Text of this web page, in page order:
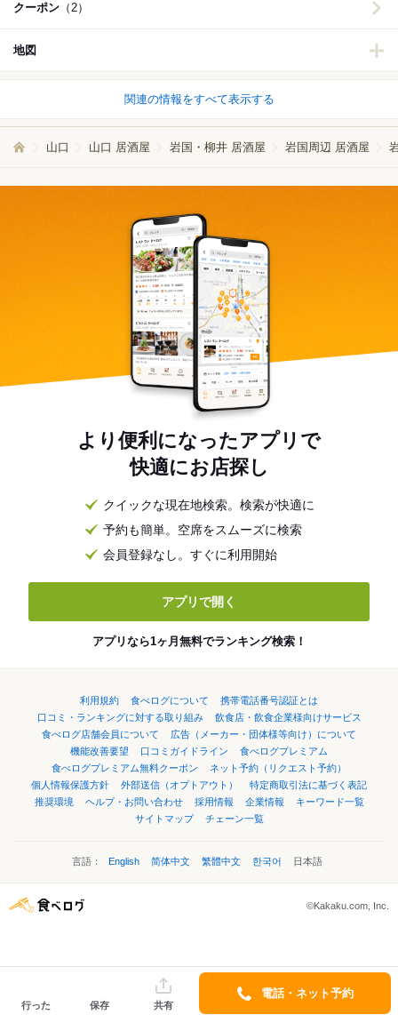
クーポン （2）
地図
関連の情報をすべて表示する
山口 山口 居酒屋 岩国・柳井 居酒屋 岩国周辺 居酒屋
より便利になったアプリで
快適にお店探し
クイックな現在地検索。検索が快適に
予約も簡単。空席をスムーズに検索
会員登録なし。すぐに利用開始
アプリで開く
アプリなら1ヶ月無料でランキング検索！
利用規約 食べログについて
携帯電話番号認証とは
口コミ・ランキングに対する取り組み
飲食店・飲食企業様向けサービス
食べログ店舗会員について
広告（メーカー・団体様等向け）について
機能改善要望
口コミガイドライン
食べログプレミアム
食べログプレミアム無料クーポン
ネット予約（リクエスト予約）
個人情報保護方針
外部送信（オプトアウト）
特定商取引法に基づく表記
推奨環境
ヘルプ・お問い合わせ 採用情報 企業情報
キーワード一覧
サイトマップ
チェーン一覧
言語： English 简体中文 繁體中文 한국어 日本語
©Kakaku.com, Inc.
行った 保存 共有
電話・ネット予約